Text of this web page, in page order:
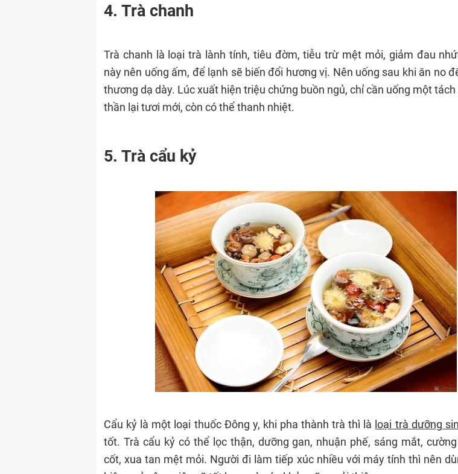
4. Trà chanh
Trà chanh là loại trà lành tính, tiêu đờm, tiễu trừ mệt mỏi, giảm đau
này nên uống ấm, để lạnh sẽ biến đổi hương vị. Nên uống sau khi ăn no
thương dạ dày. Lúc xuất hiện triệu chứng buồn ngủ, chỉ cần uống một tách
thần lại tươi mới, còn có thể thanh nhiệt.
5. Trà cẩu kỷ
Cẩu kỷ là một loại thuốc Đông y, khi pha thành trà thì là loại trà dưỡng
tốt. Trà cẩu kỷ có thể lọc thận, dưỡng gan, nhuận phế, sáng mắt,
cốt, xua tan mệt mỏi. Người đi làm tiếp xúc nhiều với máy tính thì nên